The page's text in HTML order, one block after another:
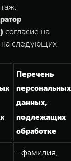
000 ₽
времени
000 ₽
согласие на
на следующих
Перечень
персональных
данных,
подлежащих
обработке
- фамилия,